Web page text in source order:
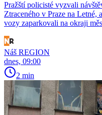
Pražští policisté vyzvali
Ztraceného v Praze na Letné,
vozy zaparkovali na okraji
Náš REGION
dnes, 09:00
2 min